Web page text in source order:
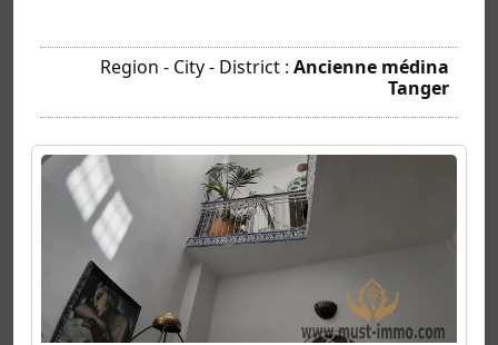
Region - City - District : Ancienne médina
Tanger